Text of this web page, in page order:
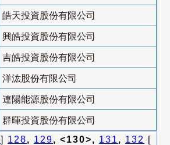
皓天投資股份有限公司
興皓投資股份有限公司
吉皓投資股份有限公司
洋汯股份有限公司
連陽能源股份有限公司
群暉投資股份有限公司
] 128, 129, <130>, 131 , 132
[